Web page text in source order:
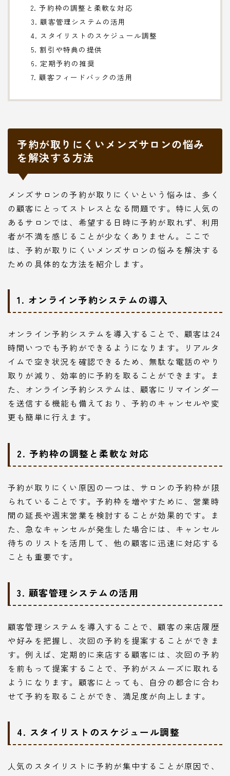
2. 予約枠の調整と柔軟な対応
3. 顧客管理システムの活用
4. スタイリストのスケジュール調整
5. 割引や特典の提供
6. 定期予約の推奨
7. 顧客フィードバックの活用
予約が取りにくいメンズサロンの悩み
を解決する方法
メンズサロンの予約が取りにくいという悩みは、多く
の顧客にとってストレスとなる問題です。特に人気の
あるサロンでは、希望する日時に予約が取れず、利用
者が不満を感じることが少なくありません。ここで
は、予約が取りにくいメンズサロンの悩みを解決する
ための具体的な方法を紹介します。
1. オンライン予約システムの導入
オンライン予約システムを導入することで、顧客は24
時間いつでも予約ができるようになります。リアルタ
イムで空き状況を確認できるため、無駄な電話のやり
取りが減り、効率的に予約を取ることができます。ま
た、オンライン予約システムは、顧客にリマインダー
を送信する機能も備えており、予約のキャンセルや変
更も簡単に行えます。
2. 予約枠の調整と柔軟な対応
予約が取りにくい原因の一つは、サロンの予約枠が限
られていることです。予約枠を増やすために、営業時
間の延長や週末営業を検討することが効果的です。ま
た、急なキャンセルが発生した場合には、キャンセル
待ちのリストを活用して、他の顧客に迅速に対応する
ことも重要です。
3. 顧客管理システムの活用
顧客管理システムを導入することで、顧客の来店履歴
や好みを把握し、次回の予約を提案することができま
す。例えば、定期的に来店する顧客には、次回の予約
を前もって提案することで、予約がスムーズに取れる
ようになります。顧客にとっても、自分の都合に合わ
せて予約を取ることができ、満足度が向上します。
4. スタイリストのスケジュール調整
人気のスタイリストに予約が集中することが原因で、